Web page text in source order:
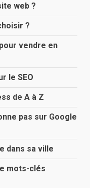
web ?
?
vendre en
le SEO
de A à Z
pas sur Google
dans sa ville
mots-clés